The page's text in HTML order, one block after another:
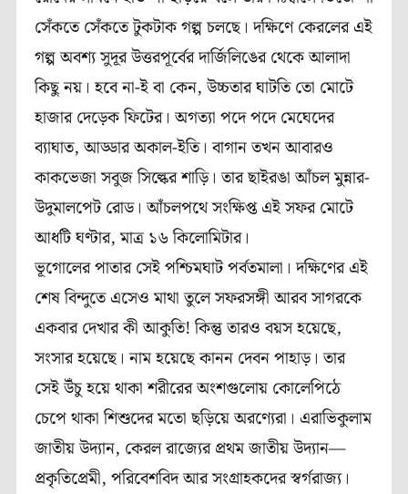
সেঁকতে সেঁকতে টুকটাক গল্প চলছে। দক্ষিণে কেরলের এই
গল্প অবশ্য সুদূর উত্তরপূর্বের দার্জিলিঙের থেকে আলাদা
কিছু নয়। হবে না-ই বা কেন, উচ্চতার ঘাটতি তো মোটে
হাজার দেড়েক ফিটের। অগত্যা পদে পদে মেঘেদের
ব্যাঘাত, আড্ডার অকাল-ইতি। বাগান তখন আবারও
কাকভেজা সবুজ সিল্কের শাড়ি। তার ছাইরঙা আঁচল মুন্নার-
উদুমালপেট রোড। আঁচলপথে সংক্ষিপ্ত এই সফর মোটে
আধটি ঘণ্টার, মাত্র ১৬ কিলোমিটার।
ভূগোলের পাতার সেই পশ্চিমঘাট পর্বতমালা। দক্ষিণের এই
শেষ বিন্দুতে এসেও মাথা তুলে সফরসঙ্গী আরব সাগরকে
একবার দেখার কী আকুতি! কিন্তু তারও বয়স হয়েছে,
সংসার হয়েছে। নাম হয়েছে কানন দেবন পাহাড়। তার
সেই উঁচু হয়ে থাকা শরীরের অংশগুলোয় কোলেপিঠে
চেপে থাকা শিশুদের মতো ছড়িয়ে অরণ্যেরা। এরাভিকুলাম
জাতীয় উদ্যান, কেরল রাজ্যের প্রথম জাতীয় উদ্যান—
প্রকৃতিপ্রেমী, পরিবেশবিদ আর সংগ্রাহকদের স্বর্গরাজ্য।